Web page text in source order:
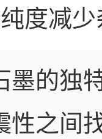
度减
墨的独
性之间